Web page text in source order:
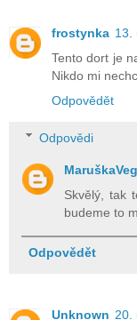
frostynka 13.
Tento dort je
Nikdo mi
Odpovědět
Odpovědi
MaruškaVeg
Skvělý, tak
budeme to
Odpovědět
Unknown 20.